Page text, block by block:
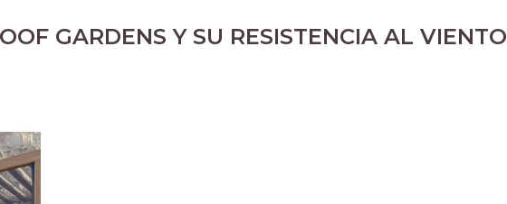
GARDENS Y SU RESISTENCIA AL VIENTO